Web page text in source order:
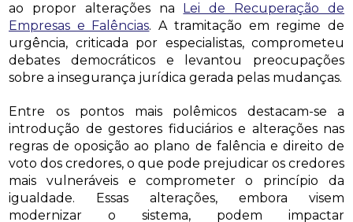
ao propor alterações na Lei de Recuperação de
Empresas e Falências. A tramitação em regime de
urgência, criticada por especialistas, comprometeu
debates democráticos e levantou preocupações
sobre a insegurança jurídica gerada pelas mudanças.
Entre os pontos mais polêmicos destacam-se a
introdução de gestores fiduciários e alterações nas
regras de oposição ao plano de falência e direito de
voto dos credores, o que pode prejudicar os credores
mais vulneráveis e comprometer o princípio da
igualdade. Essas alterações, embora visem
modernizar o sistema, podem impactar